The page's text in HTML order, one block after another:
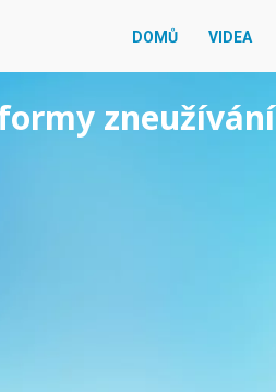
DOMŮ VIDEA
zneužívání